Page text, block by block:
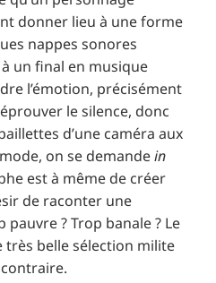
donner lieu à une forme
nappes sonores
un final en musique
l’émotion, précisément
le silence, donc
d’une caméra aux
on se demandein
est à même de créer
de raconter une
? Trop banale ? Le
très belle sélection milite